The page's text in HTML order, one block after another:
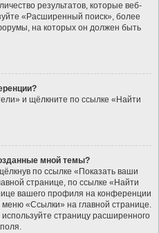
результатов, которые веб-
«Расширенный поиск», более
на которых он должен быть
и щёлкните по ссылке «Найти
мной темы?
по ссылке «Показать ваши
странице, по ссылке «Найти
вашего профиля на конференции
«Ссылки» на главной странице.
страницу расширенного